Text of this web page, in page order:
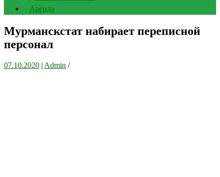
Аренда
Мурманскстат набирает переписной
персонал
07.10.2020 | Admin /